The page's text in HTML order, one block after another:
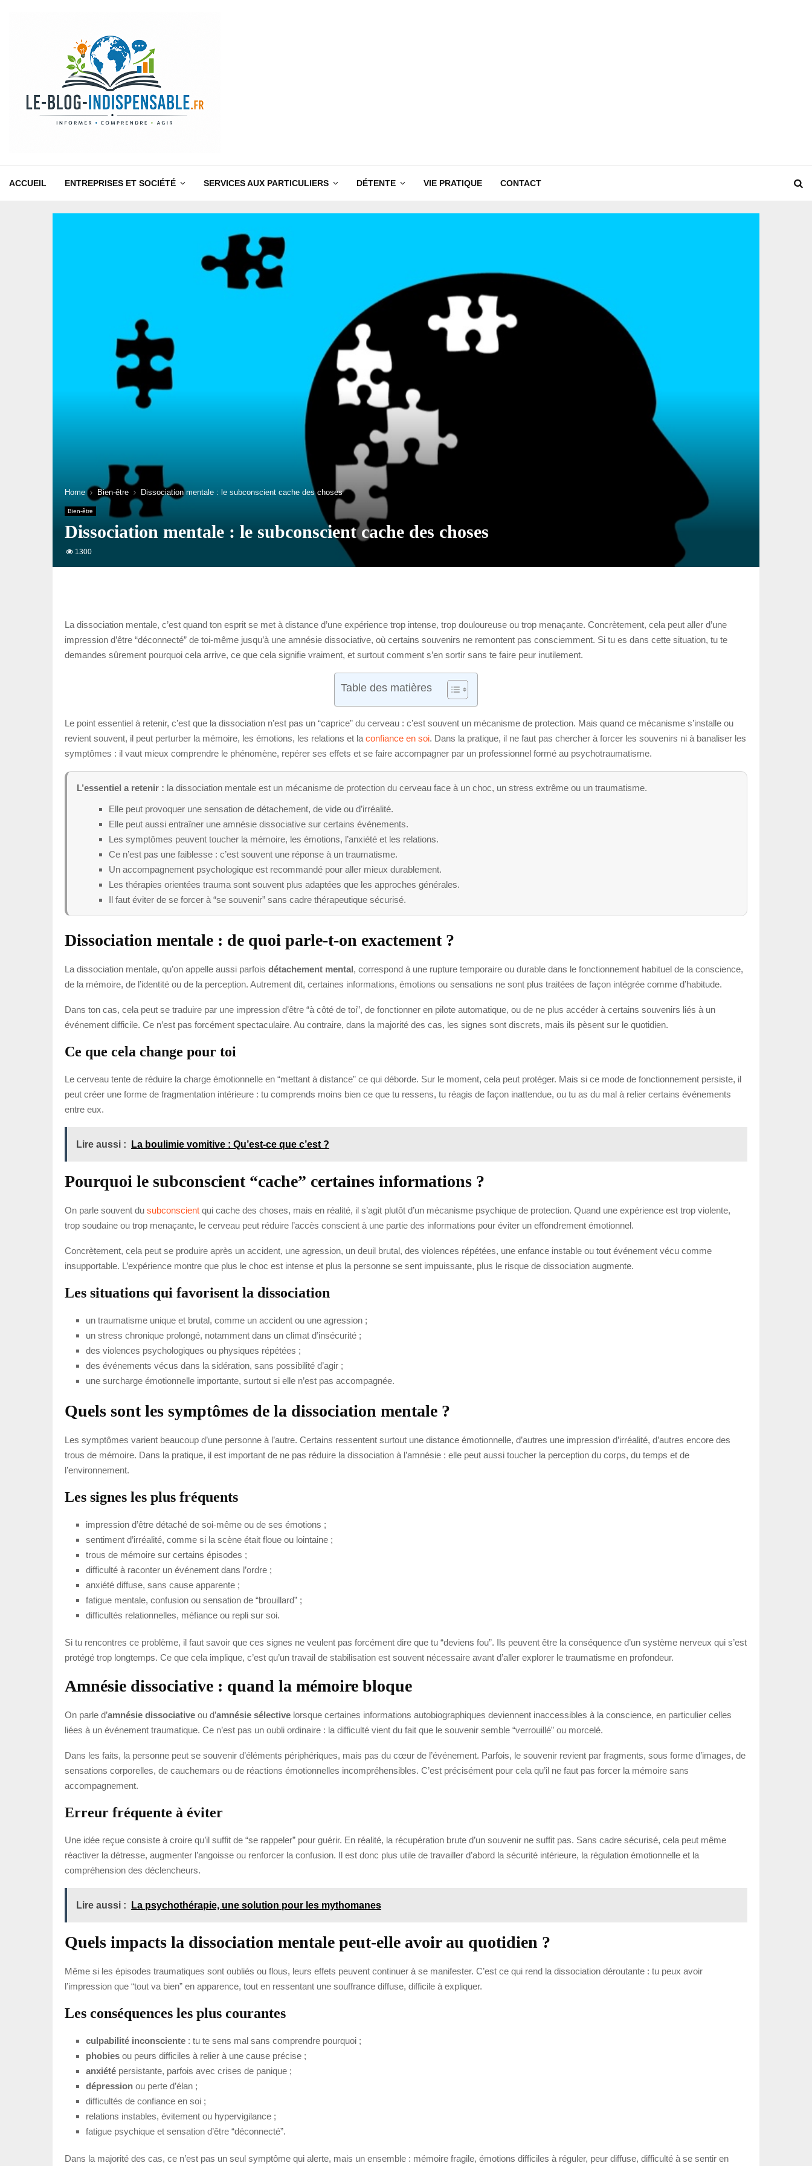
ACCUEIL ENTREPRISES ET SOCIÉTÉ SERVICES AUX PARTICULIERS DÉTENTE VIE PRATIQUE CONTACT
Home Bien-être Dissociation mentale : le subconscient cache des choses
Bien-être
Dissociation mentale : le subconscient cache des choses
1300
La dissociation mentale, c’est quand ton esprit se met à distance d’une expérience trop intense, trop douloureuse ou trop menaçante. Concrètement, cela peut aller d’une
impression d’être “déconnecté” de toi-même jusqu’à une amnésie dissociative, où certains souvenirs ne remontent pas consciemment. Si tu es dans cette situation, tu te
demandes sûrement pourquoi cela arrive, ce que cela signifie vraiment, et surtout comment s’en sortir sans te faire peur inutilement.
Table des matières
Le point essentiel à retenir, c’est que la dissociation n’est pas un “caprice” du cerveau : c’est souvent un mécanisme de protection. Mais quand ce mécanisme s’installe ou
revient souvent, il peut perturber la mémoire, les émotions, les relations et la confiance en soi. Dans la pratique, il ne faut pas chercher à forcer les souvenirs ni à banaliser les
symptômes : il vaut mieux comprendre le phénomène, repérer ses effets et se faire accompagner par un professionnel formé au psychotraumatisme.
L’essentiel a retenir : la dissociation mentale est un mécanisme de protection du cerveau face à un choc, un stress extrême ou un traumatisme.
Elle peut provoquer une sensation de détachement, de vide ou d’irréalité.
Elle peut aussi entraîner une amnésie dissociative sur certains événements.
Les symptômes peuvent toucher la mémoire, les émotions, l’anxiété et les relations.
Ce n’est pas une faiblesse : c’est souvent une réponse à un traumatisme.
Un accompagnement psychologique est recommandé pour aller mieux durablement.
Les thérapies orientées trauma sont souvent plus adaptées que les approches générales.
Il faut éviter de se forcer à “se souvenir” sans cadre thérapeutique sécurisé.
Dissociation mentale : de quoi parle-t-on exactement ?
La dissociation mentale, qu’on appelle aussi parfois détachement mental, correspond à une rupture temporaire ou durable dans le fonctionnement habituel de la conscience,
de la mémoire, de l’identité ou de la perception. Autrement dit, certaines informations, émotions ou sensations ne sont plus traitées de façon intégrée comme d’habitude.
Dans ton cas, cela peut se traduire par une impression d’être “à côté de toi”, de fonctionner en pilote automatique, ou de ne plus accéder à certains souvenirs liés à un
événement difficile. Ce n’est pas forcément spectaculaire. Au contraire, dans la majorité des cas, les signes sont discrets, mais ils pèsent sur le quotidien.
Ce que cela change pour toi
Le cerveau tente de réduire la charge émotionnelle en “mettant à distance” ce qui déborde. Sur le moment, cela peut protéger. Mais si ce mode de fonctionnement persiste, il
peut créer une forme de fragmentation intérieure : tu comprends moins bien ce que tu ressens, tu réagis de façon inattendue, ou tu as du mal à relier certains événements
entre eux.
Lire aussi : La boulimie vomitive : Qu’est-ce que c’est ?
Pourquoi le subconscient “cache” certaines informations ?
On parle souvent du subconscient qui cache des choses, mais en réalité, il s’agit plutôt d’un mécanisme psychique de protection. Quand une expérience est trop violente,
trop soudaine ou trop menaçante, le cerveau peut réduire l’accès conscient à une partie des informations pour éviter un effondrement émotionnel.
Concrètement, cela peut se produire après un accident, une agression, un deuil brutal, des violences répétées, une enfance instable ou tout événement vécu comme
insupportable. L’expérience montre que plus le choc est intense et plus la personne se sent impuissante, plus le risque de dissociation augmente.
Les situations qui favorisent la dissociation
un traumatisme unique et brutal, comme un accident ou une agression ;
un stress chronique prolongé, notamment dans un climat d’insécurité ;
des violences psychologiques ou physiques répétées ;
des événements vécus dans la sidération, sans possibilité d’agir ;
une surcharge émotionnelle importante, surtout si elle n’est pas accompagnée.
Quels sont les symptômes de la dissociation mentale ?
Les symptômes varient beaucoup d’une personne à l’autre. Certains ressentent surtout une distance émotionnelle, d’autres une impression d’irréalité, d’autres encore des
trous de mémoire. Dans la pratique, il est important de ne pas réduire la dissociation à l’amnésie : elle peut aussi toucher la perception du corps, du temps et de
l’environnement.
Les signes les plus fréquents
impression d’être détaché de soi-même ou de ses émotions ;
sentiment d’irréalité, comme si la scène était floue ou lointaine ;
trous de mémoire sur certains épisodes ;
difficulté à raconter un événement dans l’ordre ;
anxiété diffuse, sans cause apparente ;
fatigue mentale, confusion ou sensation de “brouillard” ;
difficultés relationnelles, méfiance ou repli sur soi.
Si tu rencontres ce problème, il faut savoir que ces signes ne veulent pas forcément dire que tu “deviens fou”. Ils peuvent être la conséquence d’un système nerveux qui s’est
protégé trop longtemps. Ce que cela implique, c’est qu’un travail de stabilisation est souvent nécessaire avant d’aller explorer le traumatisme en profondeur.
Amnésie dissociative : quand la mémoire bloque
On parle d’amnésie dissociative ou d’amnésie sélective lorsque certaines informations autobiographiques deviennent inaccessibles à la conscience, en particulier celles
liées à un événement traumatique. Ce n’est pas un oubli ordinaire : la difficulté vient du fait que le souvenir semble “verrouillé” ou morcelé.
Dans les faits, la personne peut se souvenir d’éléments périphériques, mais pas du cœur de l’événement. Parfois, le souvenir revient par fragments, sous forme d’images, de
sensations corporelles, de cauchemars ou de réactions émotionnelles incompréhensibles. C’est précisément pour cela qu’il ne faut pas forcer la mémoire sans
accompagnement.
Erreur fréquente à éviter
Une idée reçue consiste à croire qu’il suffit de “se rappeler” pour guérir. En réalité, la récupération brute d’un souvenir ne suffit pas. Sans cadre sécurisé, cela peut même
réactiver la détresse, augmenter l’angoisse ou renforcer la confusion. Il est donc plus utile de travailler d’abord la sécurité intérieure, la régulation émotionnelle et la
compréhension des déclencheurs.
Lire aussi : La psychothérapie, une solution pour les mythomanes
Quels impacts la dissociation mentale peut-elle avoir au quotidien ?
Même si les épisodes traumatiques sont oubliés ou flous, leurs effets peuvent continuer à se manifester. C’est ce qui rend la dissociation déroutante : tu peux avoir
l’impression que “tout va bien” en apparence, tout en ressentant une souffrance diffuse, difficile à expliquer.
Les conséquences les plus courantes
culpabilité inconsciente : tu te sens mal sans comprendre pourquoi ;
phobies ou peurs difficiles à relier à une cause précise ;
anxiété persistante, parfois avec crises de panique ;
dépression ou perte d’élan ;
difficultés de confiance en soi ;
relations instables, évitement ou hypervigilance ;
fatigue psychique et sensation d’être “déconnecté”.
Dans la majorité des cas, ce n’est pas un seul symptôme qui alerte, mais un ensemble : mémoire fragile, émotions difficiles à réguler, peur diffuse, difficulté à se sentir en